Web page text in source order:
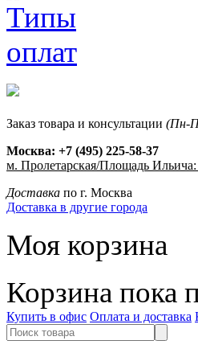
Заказ товара и консультации (Пн-
Москва: +7 (495) 225-58-37
м. Пролетарская/Площадь Ильича:
Доставка по г. Москва
Доставка в другие города
Моя корзина
Корзина пока
Купить в офис Оплата и доставка